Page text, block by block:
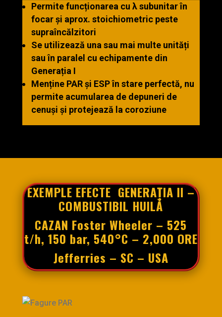
Permite funcționarea cu λ subunitar în
focar și aprox. stoichiometric peste
supraîncălzitori
Se utilizează una sau mai multe unități
sau în paralel cu echipamente din
Generația I
Menține PAR și ESP în stare perfectă, nu
permite acumularea de depuneri de
cenuși și protejează la coroziune
EXEMPLE EFECTE GENERAȚIA II –
COMBUSTIBIL HUILĂ
CAZAN Foster Wheeler – 525
t/h, 150 bar, 540°C – 2,000 ORE
Jefferries – SC – USA